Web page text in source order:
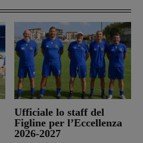
Ufficiale lo staff del
Figline per l’Eccellenza
2026-2027